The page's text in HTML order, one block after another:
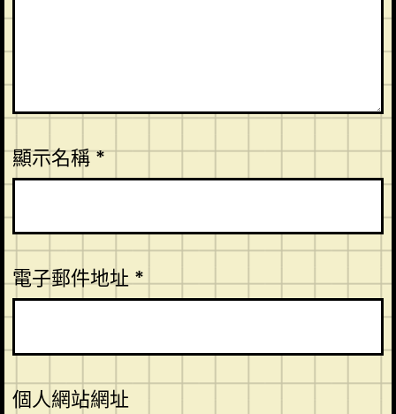
顯示名稱*
電子郵件地址*
個人網站網址